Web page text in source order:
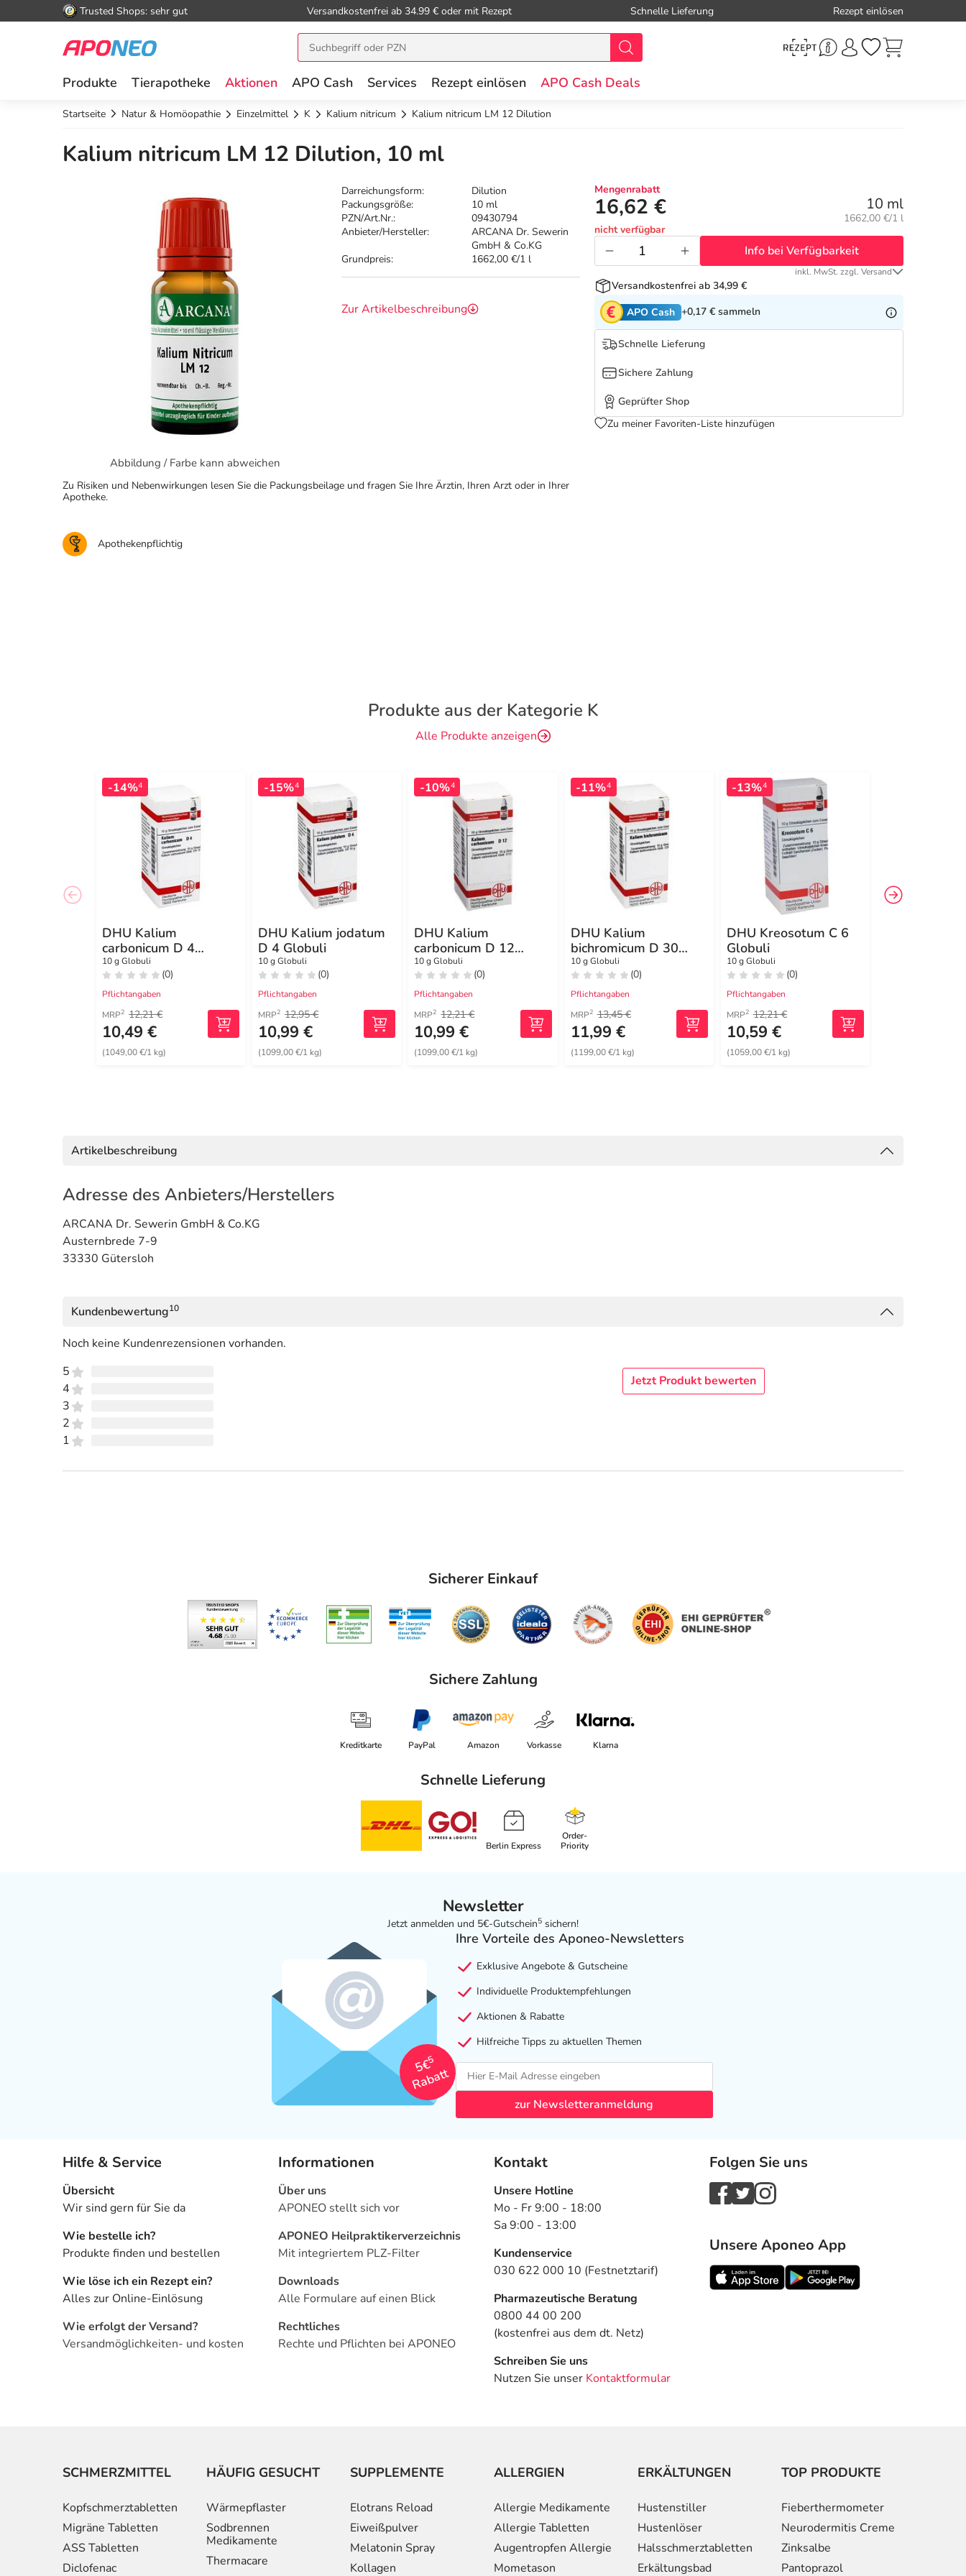
Trusted Shops: sehr gut Versandkostenfrei ab 34.99 € oder mit Rezept Schnelle Lieferung Rezept einlösen
Produkte Tierapotheke Aktionen APO Cash Services Rezept einlösen APO Cash Deals
Startseite Natur & Homöopathie Einzelmittel K Kalium nitricum Kalium nitricum LM 12 Dilution
Kalium nitricum LM 12 Dilution, 10 ml
Abbildung / Farbe kann abweichen
Darreichungsform:
Dilution
Packungsgröße:
10 ml
PZN/Art.Nr.:
09430794
Anbieter/Hersteller:
ARCANA Dr. Sewerin
GmbH & Co.KG
Grundpreis:
1662,00 €/1 l
Zur Artikelbeschreibung
Mengenrabatt
16,62 € 10 ml
Grundpreis:
1662,00 €/1 l
nicht verfügbar
Info bei Verfügbarkeit
inkl. MwSt. zzgl. Versand
Versandkostenfrei ab 34,99 €
APO Cash +0,17 € sammeln
Schnelle Lieferung
Sichere Zahlung
Geprüfter Shop
Zu meiner Favoriten-Liste hinzufügen
Zu Risiken und Nebenwirkungen lesen Sie die Packungsbeilage und fragen Sie Ihre Ärztin, Ihren Arzt oder in Ihrer
Apotheke.
Apothekenpflichtig
Produkte aus der Kategorie K
Alle Produkte anzeigen
-14%4
DHU Kalium
carbonicum D 4
Globuli
10 g Globuli
(0)
Pflichtangaben
MRP2 12,21 €
10,49 €
(1049,00 €/1 kg)
-15%4
DHU Kalium jodatum
D 4 Globuli
10 g Globuli
(0)
Pflichtangaben
MRP2 12,95 €
10,99 €
(1099,00 €/1 kg)
-10%4
DHU Kalium
carbonicum D 12
Globuli
10 g Globuli
(0)
Pflichtangaben
MRP2 12,21 €
10,99 €
(1099,00 €/1 kg)
-11%4
DHU Kalium
bichromicum D 30
Globuli
10 g Globuli
(0)
Pflichtangaben
MRP2 13,45 €
11,99 €
(1199,00 €/1 kg)
-13%4
DHU Kreosotum C 6
Globuli
10 g Globuli
(0)
Pflichtangaben
MRP2 12,21 €
10,59 €
(1059,00 €/1 kg)
Artikelbeschreibung
Adresse des Anbieters/Herstellers
ARCANA Dr. Sewerin GmbH & Co.KG
Austernbrede 7-9
33330 Gütersloh
Kundenbewertung10
Noch keine Kundenrezensionen vorhanden.
5
4
3
2
1
Jetzt Produkt bewerten
Sicherer Einkauf
Sichere Zahlung
Kreditkarte PayPal Amazon Vorkasse Klarna
Schnelle Lieferung
Berlin Express
Order-
Priority
Newsletter
Jetzt anmelden und 5€-Gutschein5 sichern!
5€
5
Rabatt
Ihre Vorteile des Aponeo-Newsletters
Exklusive Angebote & Gutscheine
Individuelle Produktempfehlungen
Aktionen & Rabatte
Hilfreiche Tipps zu aktuellen Themen
zur Newsletteranmeldung
Hilfe & Service
Übersicht
Wir sind gern für Sie da
Wie bestelle ich?
Produkte finden und bestellen
Wie löse ich ein Rezept ein?
Alles zur Online-Einlösung
Wie erfolgt der Versand?
Versandmöglichkeiten- und kosten
Informationen
Über uns
APONEO stellt sich vor
APONEO Heilpraktikerverzeichnis
Mit integriertem PLZ-Filter
Downloads
Alle Formulare auf einen Blick
Rechtliches
Rechte und Pflichten bei APONEO
Kontakt
Unsere Hotline
Mo - Fr 9:00 - 18:00
Sa 9:00 - 13:00
Kundenservice
030 622 000 10 (Festnetztarif)
Pharmazeutische Beratung
0800 44 00 200
(kostenfrei aus dem dt. Netz)
Schreiben Sie uns
Nutzen Sie unser Kontaktformular
Folgen Sie uns
Unsere Aponeo App
SCHMERZMITTEL
Kopfschmerztabletten
Migräne Tabletten
ASS Tabletten
Diclofenac
HÄUFIG GESUCHT
Wärmepflaster
Sodbrennen
Medikamente
Thermacare
SUPPLEMENTE
Elotrans Reload
Eiweißpulver
Melatonin Spray
Kollagen
ALLERGIEN
Allergie Medikamente
Allergie Tabletten
Augentropfen Allergie
Mometason
ERKÄLTUNGEN
Hustenstiller
Hustenlöser
Halsschmerztabletten
Erkältungsbad
TOP PRODUKTE
Fieberthermometer
Neurodermitis Creme
Zinksalbe
Pantoprazol